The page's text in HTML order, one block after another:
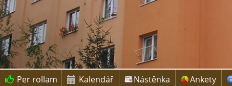
 Per rollam  Kalendář Nástěnka Ankety